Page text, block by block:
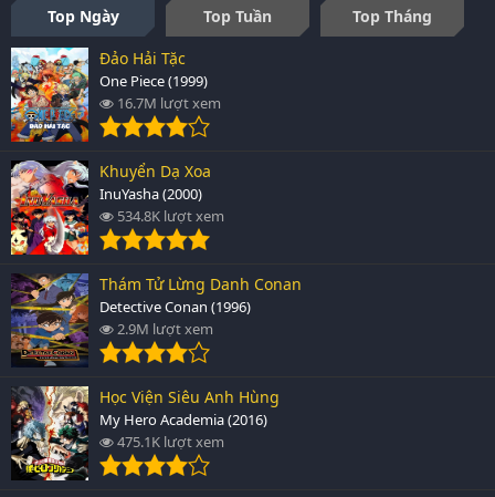
Top Ngày Top Tuần
Top Tháng
Đảo Hải Tặc
One Piece (1999)
16.7M lượt xem
Khuyển Dạ Xoa
InuYasha (2000)
534.8K lượt xem
Thám Tử Lừng Danh Conan
Detective Conan (1996)
2.9M lượt xem
Học Viện Siêu Anh Hùng
My Hero Academia (2016)
475.1K lượt xem